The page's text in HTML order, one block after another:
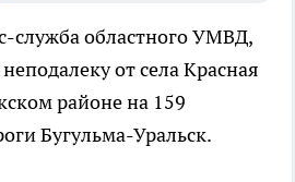
служба областного УМВД,
от села Красная
районе на 159
Бугульма-Уральск.